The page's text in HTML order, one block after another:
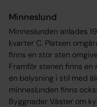
Minneslund
Minneslunden anlades
kvarter C. Platsen
finns en stor sten
Framför stenen finns
en belysning i stil med
minneslunden finns
Byggnader Väster om